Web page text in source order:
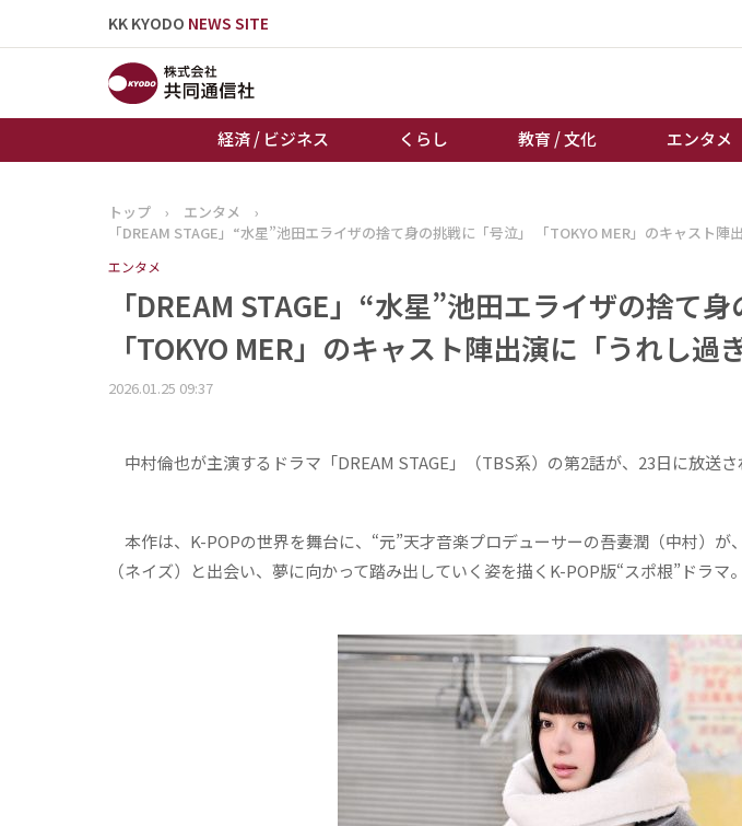
KK KYODO NEWS SITE
経済 / ビジネス くらし 教育 / 文化 エンタメ
トップページ
エンタメ
スポーツ
トップ › エンタメ
›
「DREAM STAGE」“水星”池田エライザの捨て身の挑戦に「号泣」 「TOKYO MER」のキャスト陣
エンタメ
「DREAM STAGE」“水星”池田エライザの捨て身
「TOKYO MER」のキャスト陣出演に「うれし過
2026.01.25 09:37
中村倫也が主演するドラマ「DREAM STAGE」（TBS系）の第2話が、23日に放送
本作は、K-POPの世界を舞台に、“元”天才音楽プロデューサーの吾妻潤（中村）が
（ネイズ）と出会い、夢に向かって踏み出していく姿を描くK-POP版“スポ根”ドラマ。